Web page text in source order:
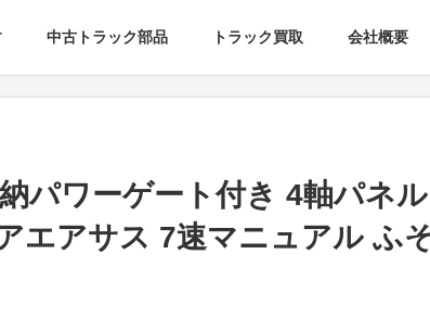
中古トラック部品 トラック買取 会社概要
パワーゲート付き 4軸パネ
エアサス 7速マニュアル ふ